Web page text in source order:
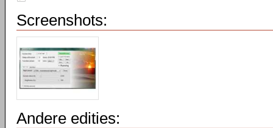
Screenshots:
Andere edities: